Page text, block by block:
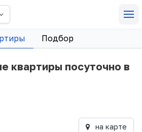
Подбор
квартиры посуточно в
на карте